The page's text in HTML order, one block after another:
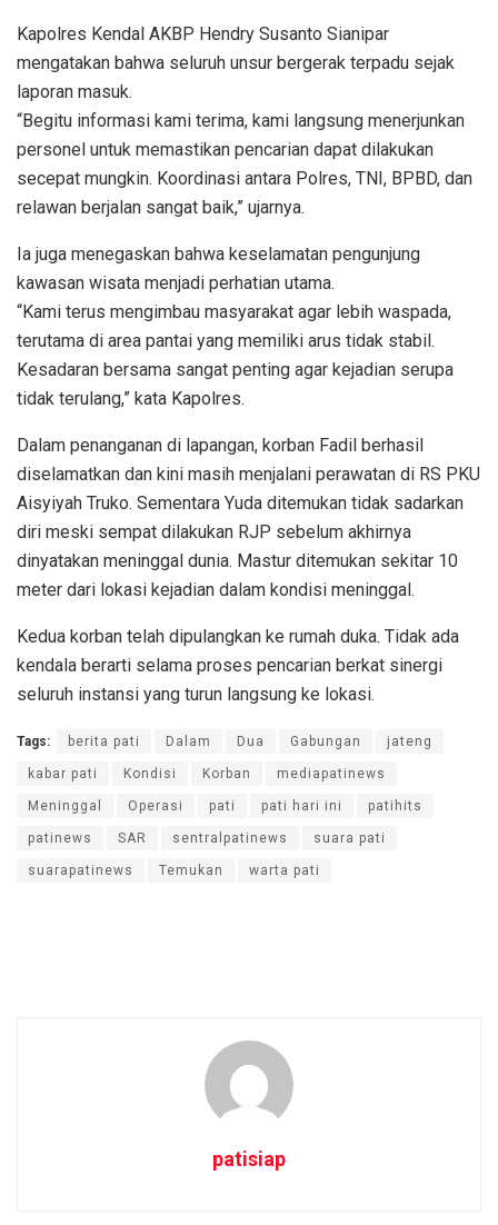
Kapolres Kendal AKBP Hendry Susanto Sianipar
mengatakan bahwa seluruh unsur bergerak terpadu sejak
laporan masuk.
“Begitu informasi kami terima, kami langsung menerjunkan
personel untuk memastikan pencarian dapat dilakukan
secepat mungkin. Koordinasi antara Polres, TNI, BPBD, dan
relawan berjalan sangat baik,” ujarnya.
Ia juga menegaskan bahwa keselamatan pengunjung
kawasan wisata menjadi perhatian utama.
“Kami terus mengimbau masyarakat agar lebih waspada,
terutama di area pantai yang memiliki arus tidak stabil.
Kesadaran bersama sangat penting agar kejadian serupa
tidak terulang,” kata Kapolres.
Dalam penanganan di lapangan, korban Fadil berhasil
diselamatkan dan kini masih menjalani perawatan di RS PKU
Aisyiyah Truko. Sementara Yuda ditemukan tidak sadarkan
diri meski sempat dilakukan RJP sebelum akhirnya
dinyatakan meninggal dunia. Mastur ditemukan sekitar 10
meter dari lokasi kejadian dalam kondisi meninggal.
Kedua korban telah dipulangkan ke rumah duka. Tidak ada
kendala berarti selama proses pencarian berkat sinergi
seluruh instansi yang turun langsung ke lokasi.
Tags: berita pati Dalam Dua Gabungan jateng
kabar pati Kondisi Korban mediapatinews
Meninggal Operasi pati pati hari ini patihits
patinews SAR sentralpatinews suara pati
suarapatinews Temukan warta pati
patisiap